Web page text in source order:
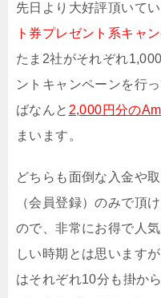
先日より大好評頂いてい
ト券プレゼント系キャ
たま2社がそれぞれ
ントキャンペーンを行
ばなんと 2,000円分の
まいます。
どちらも面倒な入金や
（会員登録）のみで頂
ので、非常にお得で人
しい時期とは思います
はそれぞれ10分も掛か